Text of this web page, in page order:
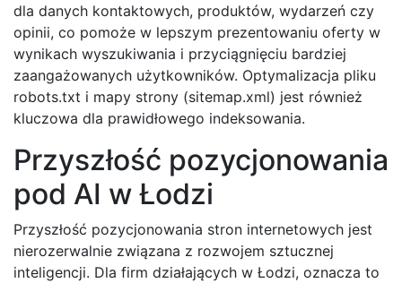
dla danych kontaktowych, produktów, wydarzeń czy
opinii, co pomoże w lepszym prezentowaniu oferty w
wynikach wyszukiwania i przyciągnięciu bardziej
zaangażowanych użytkowników. Optymalizacja pliku
robots.txt i mapy strony (sitemap.xml) jest również
kluczowa dla prawidłowego indeksowania.
Przyszłość pozycjonowania
pod AI w Łodzi
Przyszłość pozycjonowania stron internetowych jest
nierozerwalnie związana z rozwojem sztucznej
inteligencji. Dla firm działających w Łodzi, oznacza to